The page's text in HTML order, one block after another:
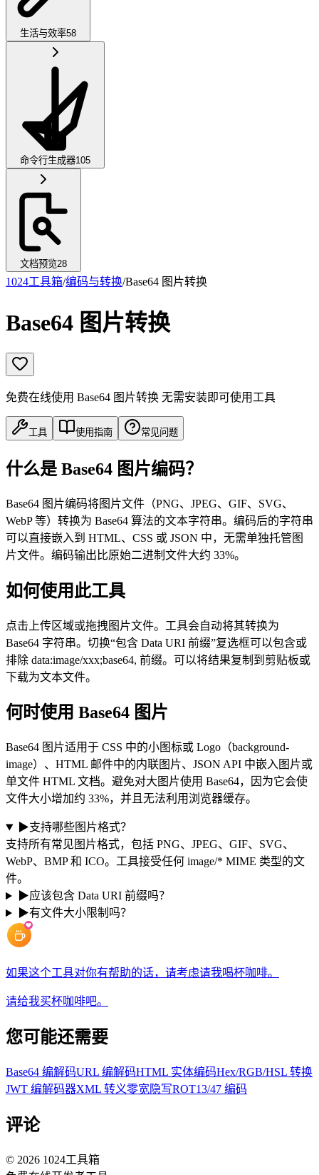
生活与效率58
命令行生成器105
文档预览28
1024工具箱/编码与转换/Base64 图片转换
Base64 图片转换
免费在线使用 Base64 图片转换 无需安装即可使用工具
工具 使用指南 常见问题
什么是 Base64 图片编码？
Base64 图片编码将图片文件（PNG、JPEG、GIF、SVG、
WebP 等）转换为 Base64 算法的文本字符串。编码后的字符串
可以直接嵌入到 HTML、CSS 或 JSON 中，无需单独托管图
片文件。编码输出比原始二进制文件大约 33%。
如何使用此工具
点击上传区域或拖拽图片文件。工具会自动将其转换为
Base64 字符串。切换“包含 Data URI 前缀”复选框可以包含或
排除 data:image/xxx;base64, 前缀。可以将结果复制到剪贴板或
下载为文本文件。
何时使用 Base64 图片
Base64 图片适用于 CSS 中的小图标或 Logo（background-
image）、HTML 邮件中的内联图片、JSON API 中嵌入图片或
单文件 HTML 文档。避免对大图片使用 Base64，因为它会使
文件大小增加约 33%，并且无法利用浏览器缓存。
▶支持哪些图片格式？
支持所有常见图片格式，包括 PNG、JPEG、GIF、SVG、
WebP、BMP 和 ICO。工具接受任何 image/* MIME 类型的文
件。
▶应该包含 Data URI 前缀吗？
▶有文件大小限制吗？
如果这个工具对你有帮助的话，请考虑请我喝杯咖啡。
请给我买杯咖啡吧。
您可能还需要
Base64 编解码URL 编解码HTML 实体编码Hex/RGB/HSL 转换
JWT 编解码器XML 转义零宽隐写ROT13/47 编码
评论
© 2026 1024工具箱